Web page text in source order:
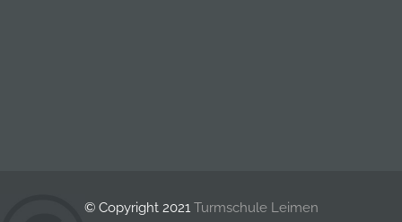
© Copyright 2021 Turmschule Leimen